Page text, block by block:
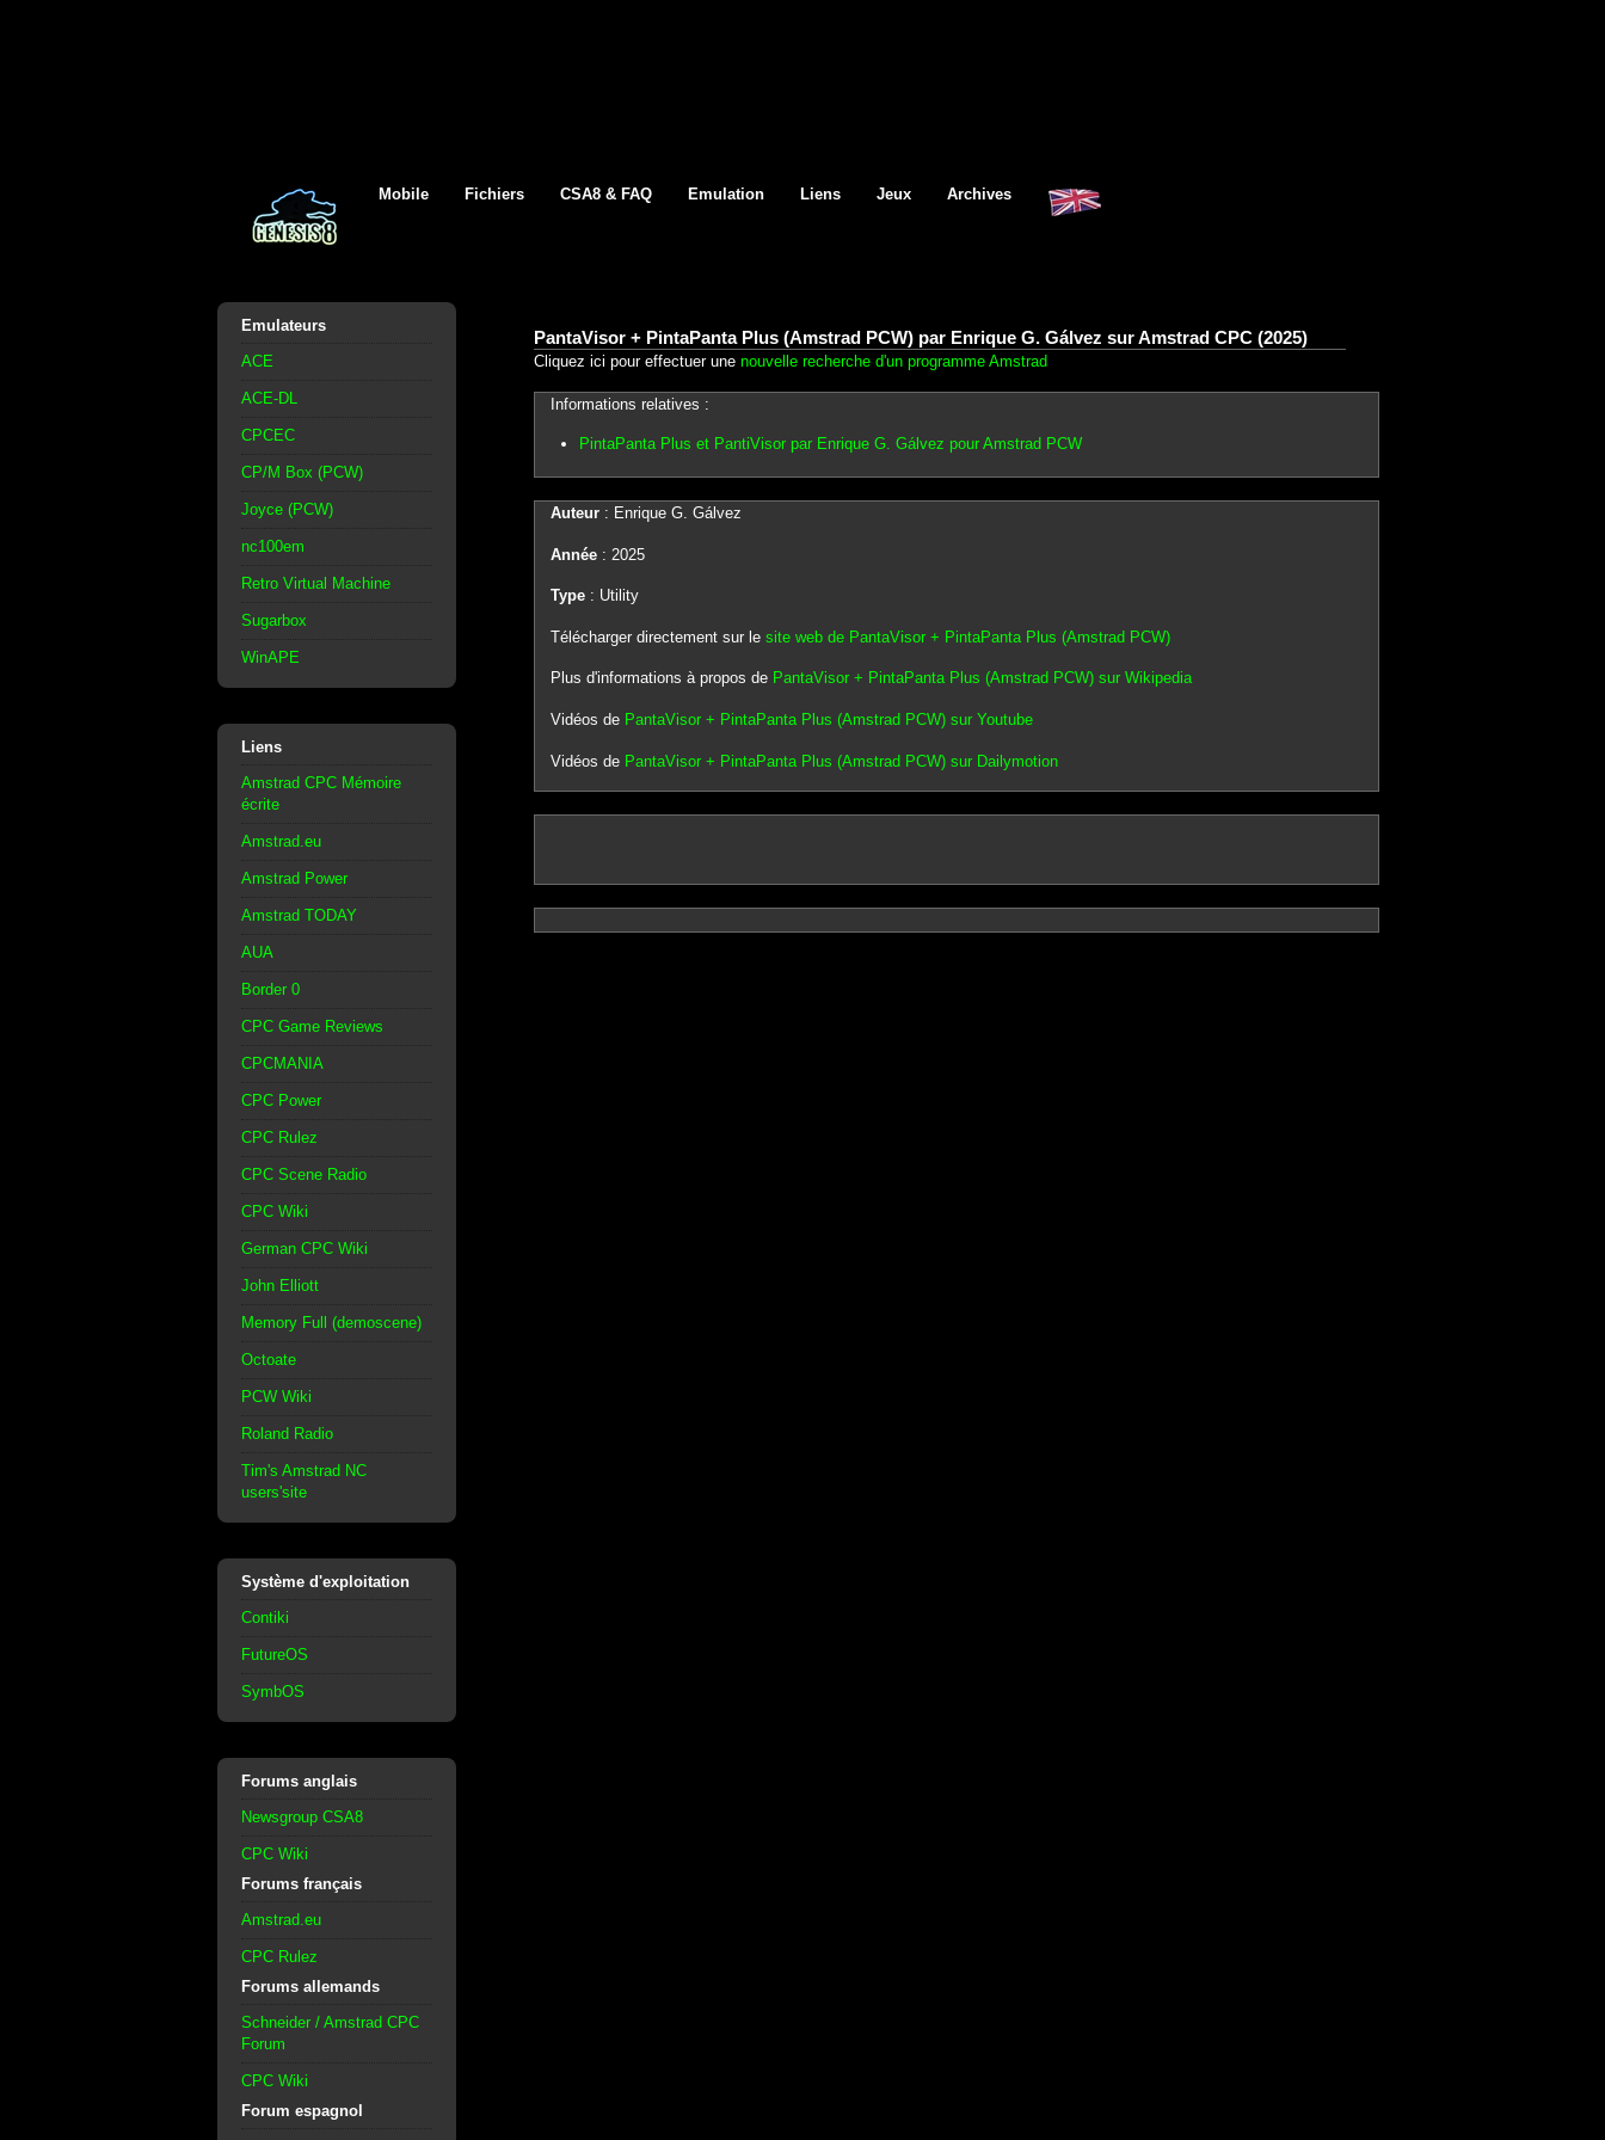
Mobile Fichiers CSA8 & FAQ Emulation Liens Jeux Archives
Emulateurs
ACE
ACE-DL
CPCEC
CP/M Box (PCW)
Joyce (PCW)
nc100em
Retro Virtual Machine
Sugarbox
WinAPE
Liens
Amstrad CPC Mémoire
écrite
Amstrad.eu
Amstrad Power
Amstrad TODAY
AUA
Border 0
CPC Game Reviews
CPCMANIA
CPC Power
CPC Rulez
CPC Scene Radio
CPC Wiki
German CPC Wiki
John Elliott
Memory Full (demoscene)
Octoate
PCW Wiki
Roland Radio
Tim's Amstrad NC
users'site
Système d'exploitation
Contiki
FutureOS
SymbOS
Forums anglais
Newsgroup CSA8
CPC Wiki
Forums français
Amstrad.eu
CPC Rulez
Forums allemands
Schneider / Amstrad CPC
Forum
CPC Wiki
Forum espagnol
PantaVisor + PintaPanta Plus (Amstrad PCW) par Enrique G. Gálvez sur Amstrad CPC (2025)
Cliquez ici pour effectuer une nouvelle recherche d'un programme Amstrad
Informations relatives :
PintaPanta Plus et PantiVisor par Enrique G. Gálvez pour Amstrad PCW
Auteur: Enrique G. Gálvez
Année: 2025
Type: Utility
Télécharger directement sur le site web de PantaVisor + PintaPanta Plus (Amstrad PCW)
Plus d'informations à propos de PantaVisor + PintaPanta Plus (Amstrad PCW) sur Wikipedia
Vidéos de PantaVisor + PintaPanta Plus (Amstrad PCW) sur Youtube
Vidéos de PantaVisor + PintaPanta Plus (Amstrad PCW) sur Dailymotion